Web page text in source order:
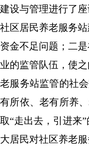
建设与管理进行了
社区居民养老服务
资金不足问题；二
业的监管队伍，使
老服务站监管的社
有所依、老有所养
取“走出去，引进来
大居民对社区养老服